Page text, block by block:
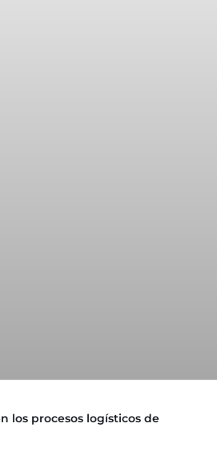
los procesos logísticos de